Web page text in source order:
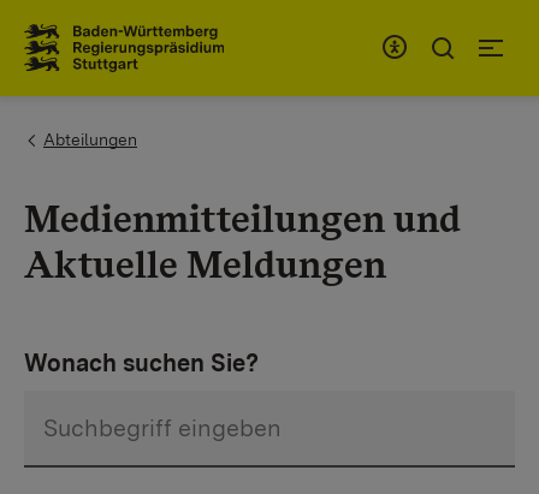
You are here:
Abteilungen
Medienmitteilungen und
Aktuelle Meldungen
Wonach suchen Sie?